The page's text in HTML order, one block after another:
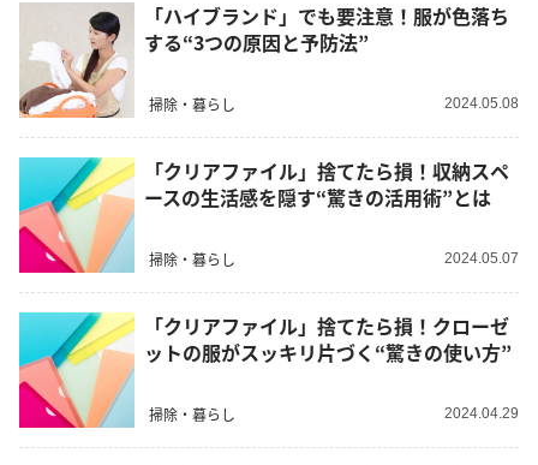
「ハイブランド」でも要注意！服が色落ち
する“3つの原因と予防法”
掃除・暮らし 2024.05.08
「クリアファイル」捨てたら損！収納スペ
ースの生活感を隠す“驚きの活用術”とは
掃除・暮らし 2024.05.07
「クリアファイル」捨てたら損！クローゼ
ットの服がスッキリ片づく“驚きの使い方”
掃除・暮らし 2024.04.29